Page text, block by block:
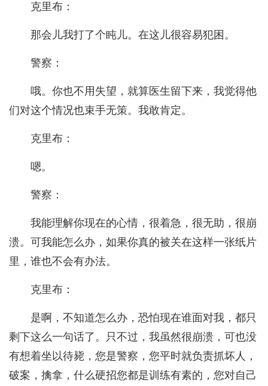
克里布：
那会儿我打了个盹儿。在这儿很容易犯困。
警察：
哦。你也不用失望，就算医生留下来，我觉得他
们对这个情况也束手无策。我敢肯定。
克里布：
嗯。
警察：
我能理解你现在的心情，很着急，很无助，很崩
溃。可我能怎么办，如果你真的被关在这样一张纸片
里，谁也不会有办法。
克里布：
是啊，不知道怎么办，恐怕现在谁面对我，都只
剩下这么一句话了。只不过，我虽然很崩溃，可也没
有想着坐以待毙，您是警察，您平时就负责抓坏人，
破案，擒拿，什么硬招您都是训练有素的，您对自己